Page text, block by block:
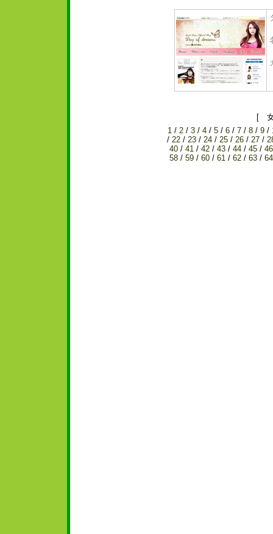
[
1/ 2/ 3/ 4/ 5/ 6/ 7/ 8/ 9/
/ 22/ 23/ 24/ 25/ 26/ 27/
40/ 41/ 42/ 43/ 44/ 45/ 46
58/ 59/ 60/ 61/ 62/ 63/ 64